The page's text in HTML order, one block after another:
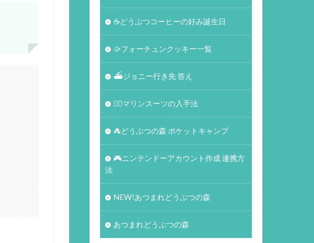
☕️どうぶつコーヒーの好み誕生日
🥠フォーチュンクッキー一覧
⛴ジョニー行き先 答え
🏄‍♀️マリンスーツの入手法
⛺どうぶつの森 ポケットキャンプ
🎮ニンテンドーアカウント作成 連携方
法
NEW!あつまれどうぶつの森
あつまれどうぶつの森